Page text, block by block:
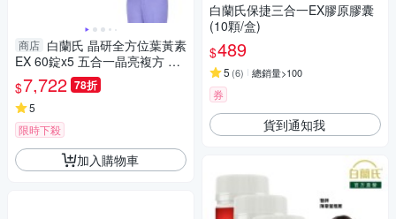
商店 白蘭氏 晶研全方位葉黃素
EX 60錠x5 五合一晶亮複方 蝦
紅素添加
$7,722 78折
5
限時下殺
加入購物車
白蘭氏保捷三合一EX膠原膠囊
(10顆/盒)
$489
5 (6) 總銷量>100
券
貨到通知我